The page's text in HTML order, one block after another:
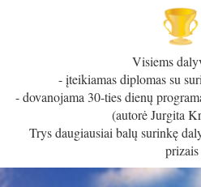
Visiems
- įteikiamas diplomas su
- dovanojama 30-ties dienų
(autorė Jurgita
Trys daugiausiai balų surinkę
prizais